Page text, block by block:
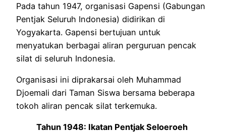
Pada tahun 1947, organisasi Gapensi (Gabungan
Pentjak Seluruh Indonesia) didirikan di
Yogyakarta. Gapensi bertujuan untuk
menyatukan berbagai aliran perguruan pencak
silat di seluruh Indonesia.
Organisasi ini diprakarsai oleh Muhammad
Djoemali dari Taman Siswa bersama beberapa
tokoh aliran pencak silat terkemuka.
Tahun 1948: Ikatan Pentjak Seloeroeh